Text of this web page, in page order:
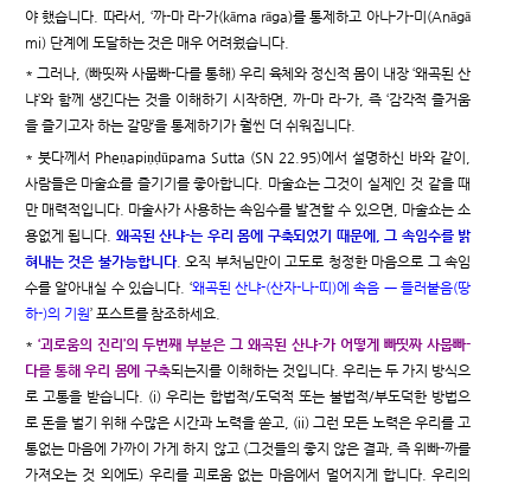
야 했습니다. 따라서, ‘까-마 라-가(kāma rāga)를 통제하고 아나-가-미(Anāgā
mi) 단계에 도달하는 것은 매우 어려웠습니다.
* 그러나, (빠띳짜 사뭅빠-다를 통해) 우리 육체와 정신적 몸이 내장 ‘왜곡된 산
냐’와 함께 생긴다는 것을 이해하기 시작하면, 까-마 라-가, 즉 ‘감각적 즐거움
을 즐기고자 하는 갈망’을 통제하기가 훨씬 더 쉬워집니다.
* 붓다께서 Pheṇapiṇḍūpama Sutta (SN 22.95)에서 설명하신 바와 같이,
사람들은 마술쇼를 즐기기를 좋아합니다. 마술쇼는 그것이 실제인 것 같을 때
만 매력적입니다. 마술사가 사용하는 속임수를 발견할 수 있으면, 마술쇼는 소
용없게 됩니다. 왜곡된 산냐-는 우리 몸에 구축되었기 때문에, 그 속임수를 밝
혀내는 것은 불가능합니다. 오직 부처님만이 고도로 청정한 마음으로 그 속임
수를 알아내실 수 있습니다. ‘왜곡된 산냐-(산자-나-띠)에 속음 ㅡ 들러붙음(땅
하-)의 기원’ 포스트를 참조하세요.
* ‘괴로움의 진리’의 두번째 부분은 그 왜곡된 산냐-가 어떻게 빠띳짜 사뭅빠-
다를 통해 우리 몸에 구축되는지를 이해하는 것입니다. 우리는 두 가지 방식으
로 고통을 받습니다. (i) 우리는 합법적/도덕적 또는 불법적/부도덕한 방법으
로 돈을 벌기 위해 수많은 시간과 노력을 쏟고, (ii) 그런 모든 노력은 우리를 고
통없는 마음에 가까이 가게 하지 않고 (그것들의 좋지 않은 결과, 즉 위빠-까를
가져오는 것 외에도) 우리를 괴로움 없는 마음에서 멀어지게 합니다. 우리의